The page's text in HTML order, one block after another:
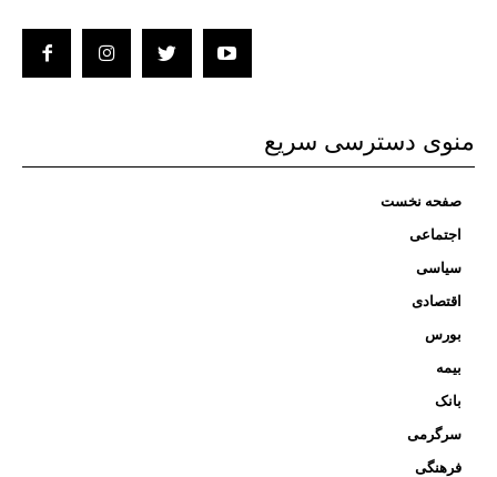
منوی دسترسی سریع
صفحه نخست
اجتماعی
سیاسی
اقتصادی
بورس
بیمه
بانک
سرگرمی
فرهنگی